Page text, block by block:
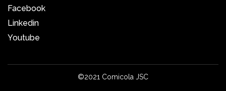
Facebook
Linkedin
Youtube
©2021 Comicola JSC